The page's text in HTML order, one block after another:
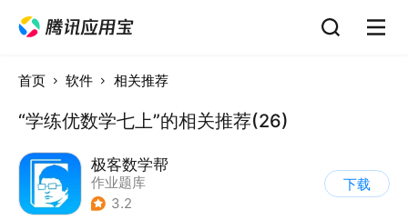
首页 软件 相关推荐
“学练优数学七上”的相关推荐(26)
极客数学帮
作业题库
3.2
下载